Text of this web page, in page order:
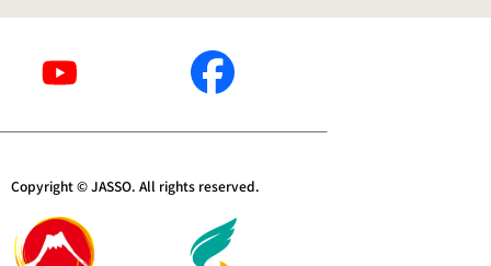
Copyright © JASSO. All rights reserved.